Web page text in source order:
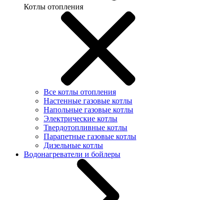
Котлы отопления
Все котлы отопления
Настенные газовые котлы
Напольные газовые котлы
Электрические котлы
Твердотопливные котлы
Парапетные газовые котлы
Дизельные котлы
Водонагреватели и бойлеры